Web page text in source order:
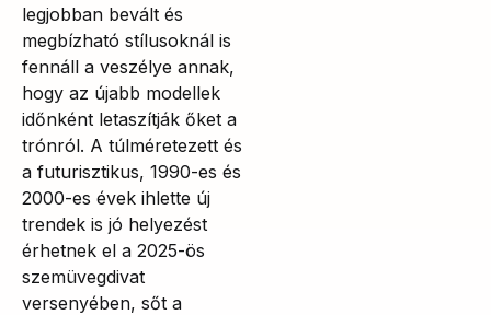
legjobban bevált és
megbízható stílusoknál is
fennáll a veszélye annak,
hogy az újabb modellek
időnként letaszítják őket a
trónról. A túlméretezett és
a futurisztikus, 1990-es és
2000-es évek ihlette új
trendek is jó helyezést
érhetnek el a 2025-ös
szemüvegdivat
versenyében, sőt a